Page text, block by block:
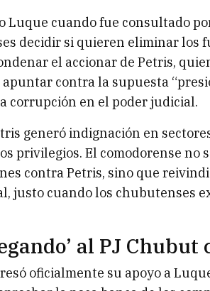
Luque cuando fue consultado
decidir si quieren eliminar los
el accionar de Petris,
contra la supuesta
corrupción en el poder judicial.
generó indignación en
privilegios. El comodorense no
contra Petris, sino que
justo cuando los chubutenses
al PJ
oficialmente su apoyo a